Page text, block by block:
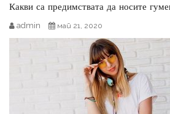
Какви са предимствата да носите
admin май 21, 2020